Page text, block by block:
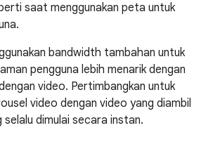
saat menggunakan peta untuk
bandwidth tambahan untuk
pengguna lebih menarik dengan
video. Pertimbangkan untuk
video dengan video yang diambil
selalu dimulai secara instan.